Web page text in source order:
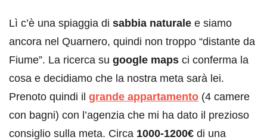
Lì c’è una spiaggia di sabbia naturale e siamo
ancora nel Quarnero, quindi non troppo “distante da
Fiume”. La ricerca su google maps ci conferma la
cosa e decidiamo che la nostra meta sarà lei.
Prenoto quindi il grande appartamento (4 camere
con bagni) con l’agenzia che mi ha dato il prezioso
consiglio sulla meta. Circa 1000-1200€ di una